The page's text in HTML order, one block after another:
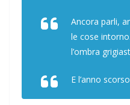
Ancora parli,
le cose
l’ombra
E l’anno